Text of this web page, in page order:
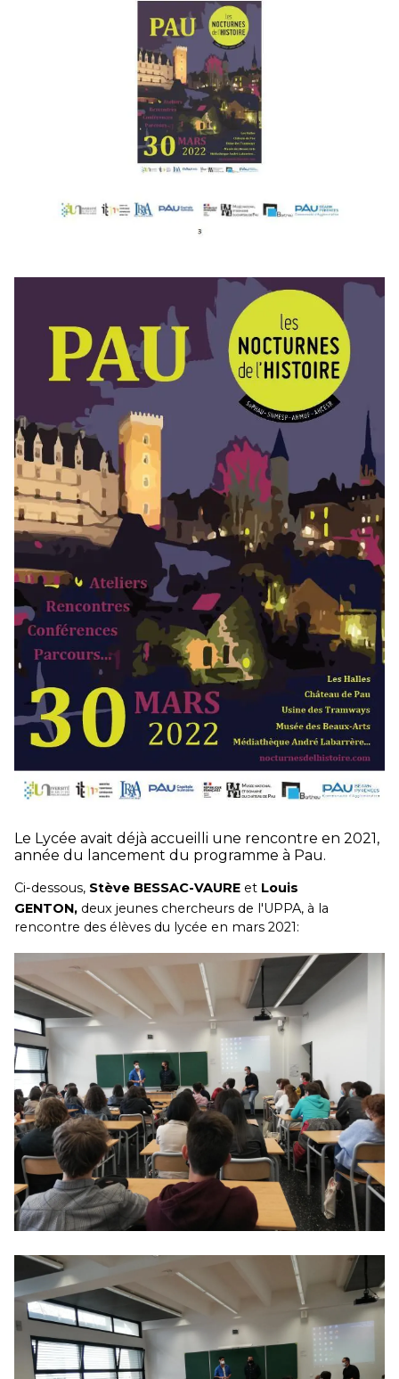
Le Lycée avait déjà accueilli une rencontre en 2021,
année du lancement du programme à Pau.
Ci-dessous, Stève BESSAC-VAURE et Louis
GENTON, deux jeunes chercheurs de l'UPPA, à la
rencontre des élèves du lycée en mars 2021: